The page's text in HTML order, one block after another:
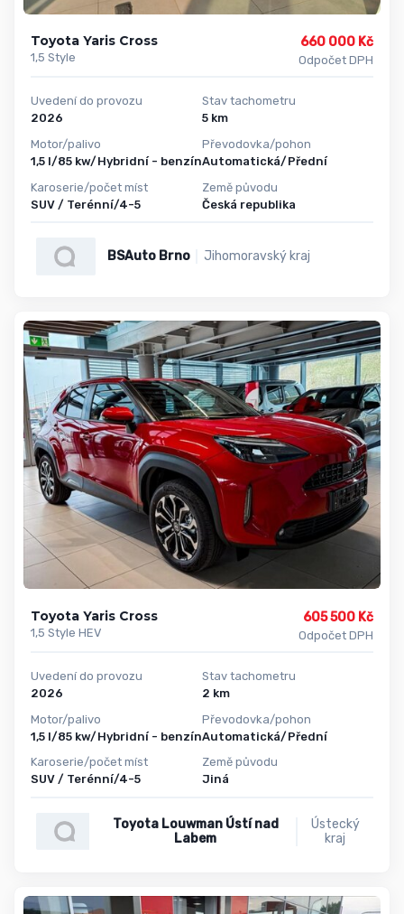
Toyota Yaris Cross
1,5 Style
660 000 Kč
Odpočet DPH
Uvedení do provozu
2026
Motor/palivo
1,5 l/85 kw/Hybridní - benzín
Karoserie/počet míst
SUV / Terénní/4-5
Stav tachometru
5 km
Převodovka/pohon
Automatická/Přední
Země původu
Česká republika
BSAuto Brno Jihomoravský kraj
Toyota Yaris Cross
1,5 Style HEV
605 500 Kč
Odpočet DPH
Uvedení do provozu
2026
Motor/palivo
1,5 l/85 kw/Hybridní - benzín
Karoserie/počet míst
SUV / Terénní/4-5
Stav tachometru
2 km
Převodovka/pohon
Automatická/Přední
Země původu
Jiná
Toyota Louwman Ústí nad
Labem
Ústecký
kraj